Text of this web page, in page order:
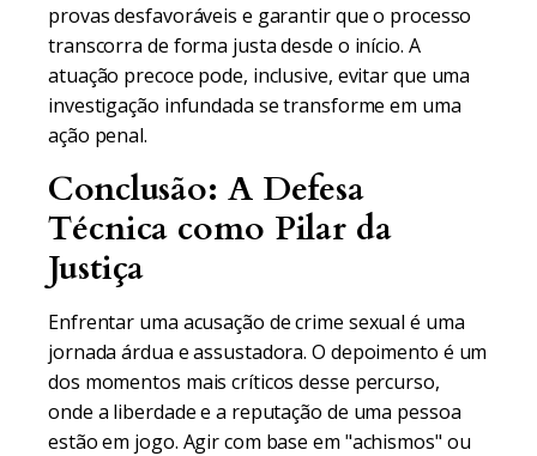
provas desfavoráveis e garantir que o processo
transcorra de forma justa desde o início. A
atuação precoce pode, inclusive, evitar que uma
investigação infundada se transforme em uma
ação penal.
Conclusão: A Defesa
Técnica como Pilar da
Justiça
Enfrentar uma acusação de crime sexual é uma
jornada árdua e assustadora. O depoimento é um
dos momentos mais críticos desse percurso,
onde a liberdade e a reputação de uma pessoa
estão em jogo. Agir com base em "achismos" ou